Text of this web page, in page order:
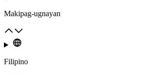
Makipag-ugnayan
Filipino